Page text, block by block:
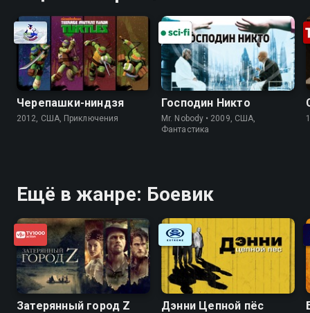
Черепашки-ниндзя
2012, США, Приключения
Господин Никто
Mr. Nobody • 2009, США,
Фантастика
Ещё в жанре: Боевик
Затерянный город Z Дэнни Цепной пёс